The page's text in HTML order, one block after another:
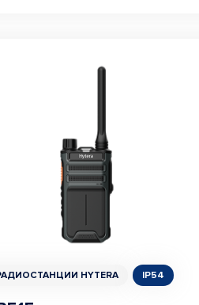
HYTERA IP54